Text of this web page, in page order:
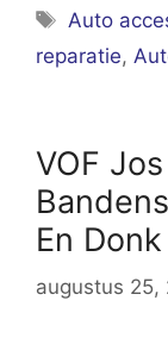
Tags
Auto
reparatie,
VOF
En Donk
augustus 25,